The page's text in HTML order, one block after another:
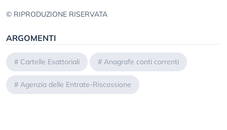
© RIPRODUZIONE RISERVATA
ARGOMENTI
# Cartelle Esattoriali # Anagrafe conti correnti
# Agenzia delle Entrate-Riscossione